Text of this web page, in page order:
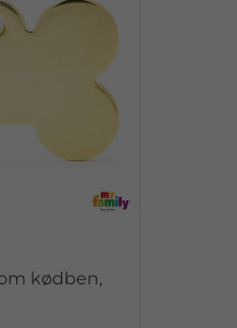
kødben,